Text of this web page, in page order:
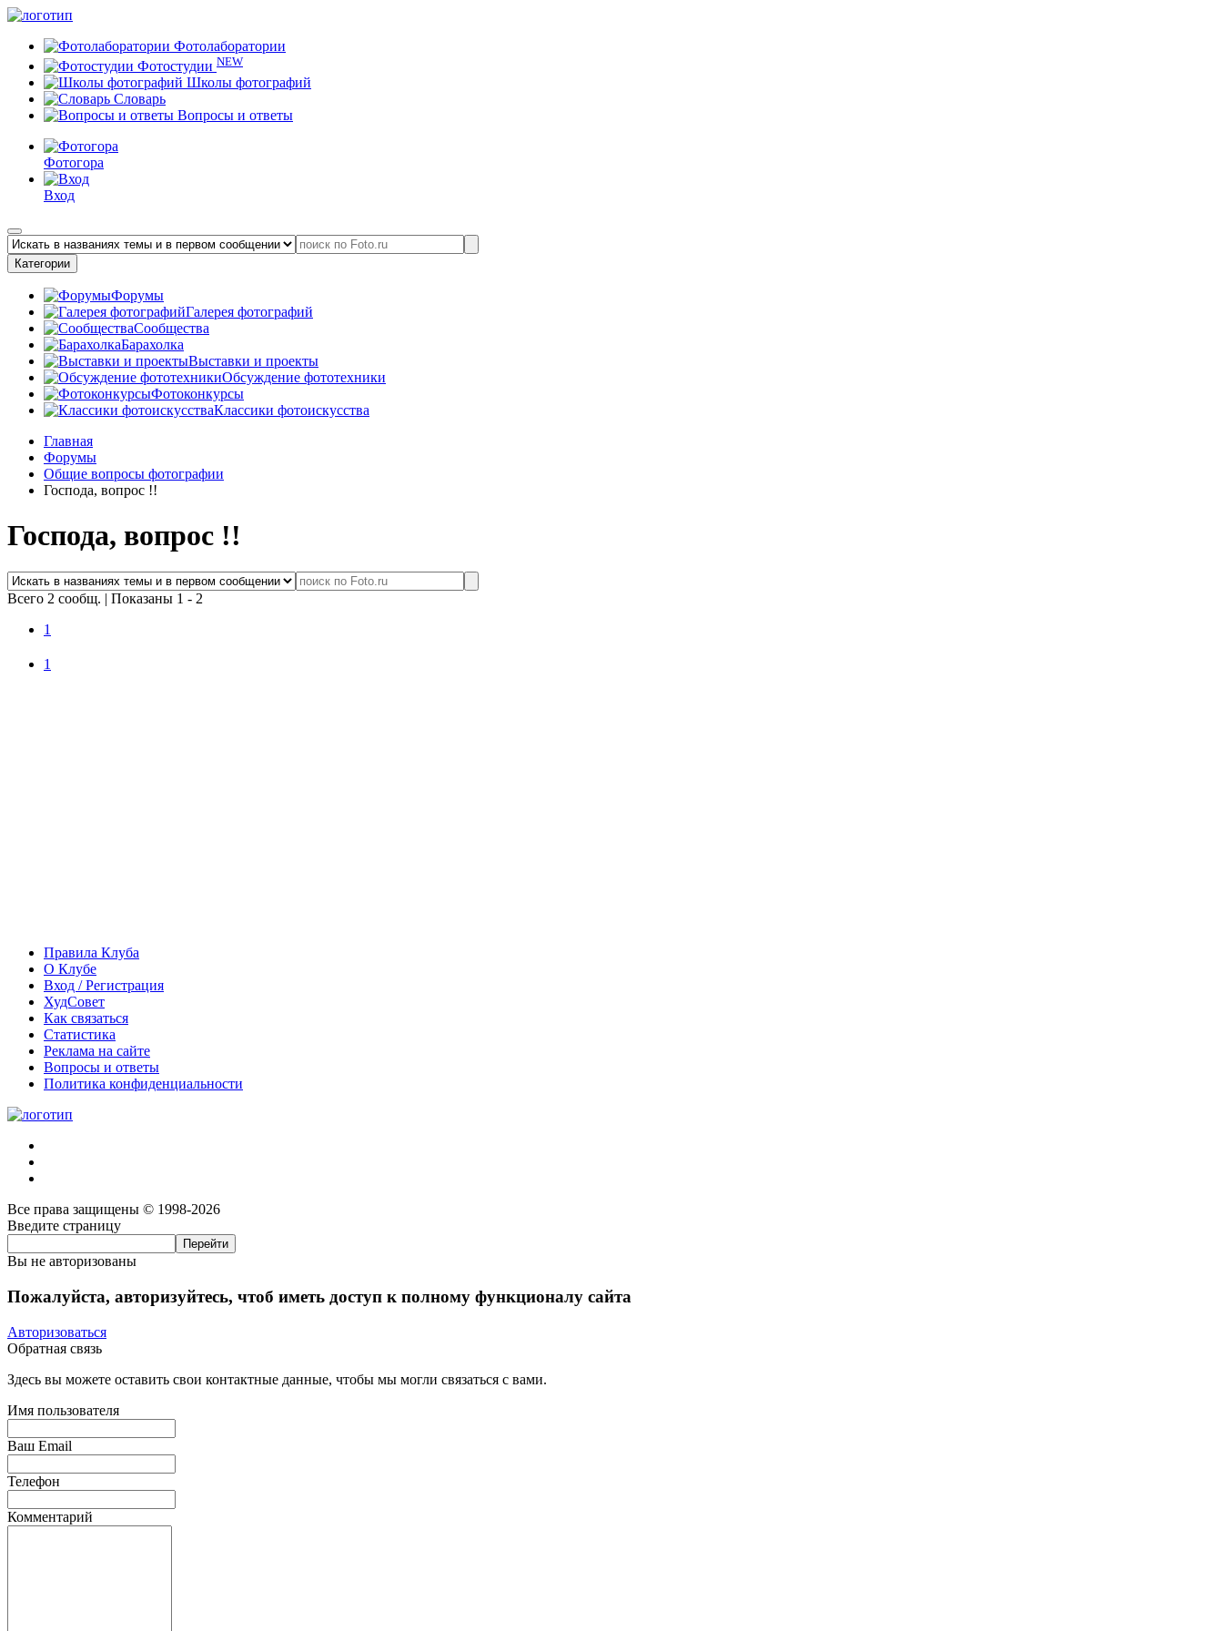
Фотолаборатории
Фотостудии NEW
Школы фотографий
Словарь
Вопросы и ответы
Фотогора
Вход
Категории
Форумы
Галерея фотографий
Сообщества
Барахолка
Выставки и проекты
Обсуждение фототехники
Фотоконкурсы
Классики фотоискусства
Главная
Форумы
Общие вопросы фотографии
Господа, вопрос !!
Господа, вопрос !!
Всего 2 сообщ. | Показаны 1 - 2
1
1
Правила Клуба
О Клубе
Вход / Регистрация
ХудСовет
Как связаться
Статистика
Реклама на сайте
Вопросы и ответы
Политика конфиденциальности
Все права защищены © 1998-2026
Введите страницу
Вы не авторизованы
Пожалуйста, авторизуйтесь, чтоб иметь доступ к полному функционалу сайта
Авторизоваться
Обратная связь
Здесь вы можете оставить свои контактные данные, чтобы мы могли связаться с вами.
Имя пользователя
Ваш Email
Телефон
Комментарий